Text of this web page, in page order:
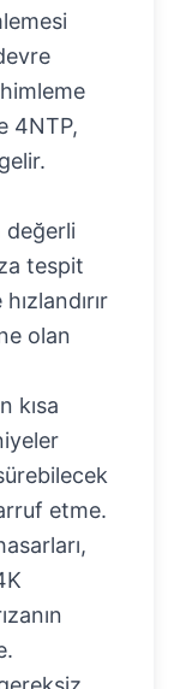
4NTP,
değerli
tespit
olan
kısa
etme.